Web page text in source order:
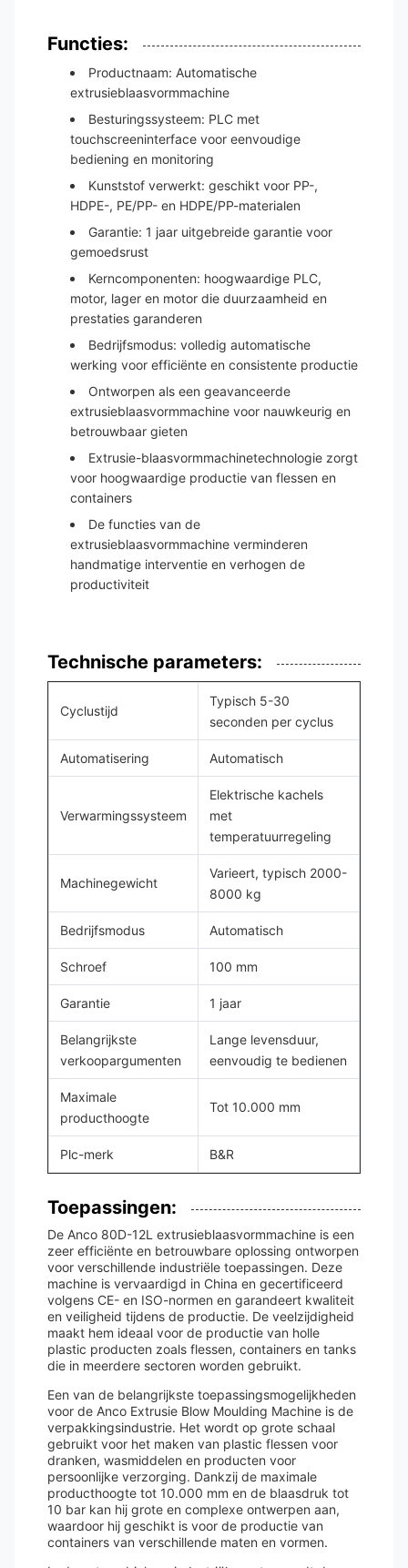
Functies:
Productnaam: Automatische
extrusieblaasvormmachine
Besturingssysteem: PLC met
touchscreeninterface voor eenvoudige
bediening en monitoring
Kunststof verwerkt: geschikt voor PP-,
HDPE-, PE/PP- en HDPE/PP-materialen
Garantie: 1 jaar uitgebreide garantie voor
gemoedsrust
Kerncomponenten: hoogwaardige PLC,
motor, lager en motor die duurzaamheid en
prestaties garanderen
Bedrijfsmodus: volledig automatische
werking voor efficiënte en consistente productie
Ontworpen als een geavanceerde
extrusieblaasvormmachine voor nauwkeurig en
betrouwbaar gieten
Extrusie-blaasvormmachinetechnologie zorgt
voor hoogwaardige productie van flessen en
containers
De functies van de
extrusieblaasvormmachine verminderen
handmatige interventie en verhogen de
productiviteit
Technische parameters:
Cyclustijd
Typisch 5-30
seconden per cyclus
Automatisering Automatisch
Verwarmingssysteem
Elektrische kachels
met
temperatuurregeling
Machinegewicht
Varieert, typisch 2000-
8000 kg
Bedrijfsmodus Automatisch
Schroef 100 mm
Garantie 1 jaar
Belangrijkste
verkoopargumenten
Lange levensduur,
eenvoudig te bedienen
Maximale
producthoogte
Tot 10.000 mm
Plc-merk B&R
Toepassingen:
De Anco 80D-12L extrusieblaasvormmachine is een
zeer efficiënte en betrouwbare oplossing ontworpen
voor verschillende industriële toepassingen. Deze
machine is vervaardigd in China en gecertificeerd
volgens CE- en ISO-normen en garandeert kwaliteit
en veiligheid tijdens de productie. De veelzijdigheid
maakt hem ideaal voor de productie van holle
plastic producten zoals flessen, containers en tanks
die in meerdere sectoren worden gebruikt.
Een van de belangrijkste toepassingsmogelijkheden
voor de Anco Extrusie Blow Moulding Machine is de
verpakkingsindustrie. Het wordt op grote schaal
gebruikt voor het maken van plastic flessen voor
dranken, wasmiddelen en producten voor
persoonlijke verzorging. Dankzij de maximale
producthoogte tot 10.000 mm en de blaasdruk tot
10 bar kan hij grote en complexe ontwerpen aan,
waardoor hij geschikt is voor de productie van
containers van verschillende maten en vormen.